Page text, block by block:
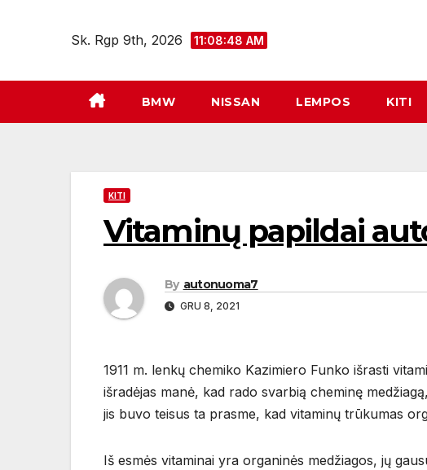
Sk. Rgp 9th, 2026 11:08:49 AM
BMW NISSAN LEMPOS KITI
KITI
Vitaminų papildai
By autonuoma7
GRU 8, 2021
1911 m. lenkų chemiko Kazimiero Funko išrasti
išradėjas manė, kad rado svarbią cheminę
jis buvo teisus ta prasme, kad vitaminų trūkumas
Iš esmės vitaminai yra organinės medžiagos, jų